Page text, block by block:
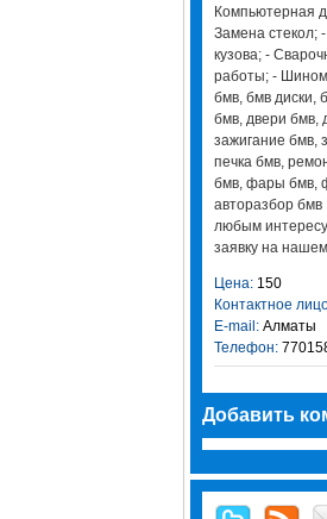
Компьютерная
Замена стекол;
кузова; -
работы; -
бмв, бмв диски,
бмв, двери бмв,
зажигание бмв,
печка бмв,
бмв, фары бмв,
авторазбор
любым
заявку на
Цена:150
Контактное
E-mail:Алматы
Телефон:
Добавить